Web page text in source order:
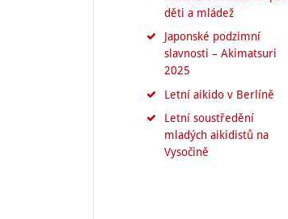
děti a mládež
Japonské podzimní
slavnosti – Akimatsuri
2025
Letní aikido v Berlíně
Letní soustředění
mladých aikidistů na
Vysočině